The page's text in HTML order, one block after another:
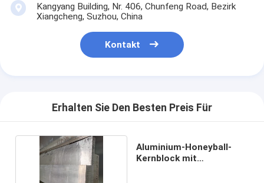
Kangyang Building, Nr. 406, Chunfeng Road, Bezirk
Xiangcheng, Suzhou, China
Kontakt
Erhalten Sie Den Besten Preis Für
Aluminium-Honeyball-
Kernblock mit